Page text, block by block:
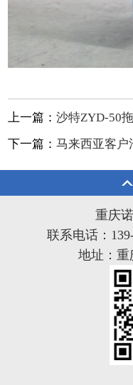
上一篇：沙特ZYD-50
下一篇：马来西亚客户
重庆
联系电话：
地址：重